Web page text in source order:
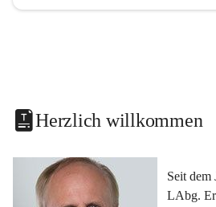
Herzlich willkommen
Seit dem
LAbg.